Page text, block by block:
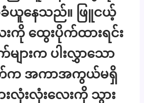
ခံယူနေသည်။ ဖြူငယ့်
ကို ထွေးပိုက်ထားရင်း
ျားက ပါးလွှာသော
က်က အကာအကွယ်မရှိ
းလုံးလုံးလေးကို သွား